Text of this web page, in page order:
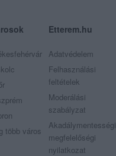
több város
Etterem.hu
Adatvédelem
Felhasználási
feltételek
Moderálási
szabályzat
Akadálymentességi
megfelelőségi
nyilatkozat